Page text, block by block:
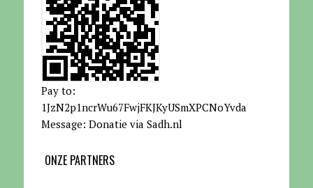
Pay to:
1JzN2p1ncrWu67FwjFKJKyUSmXPCNoYvda
Message: Donatie via Sadh.nl
ONZE PARTNERS